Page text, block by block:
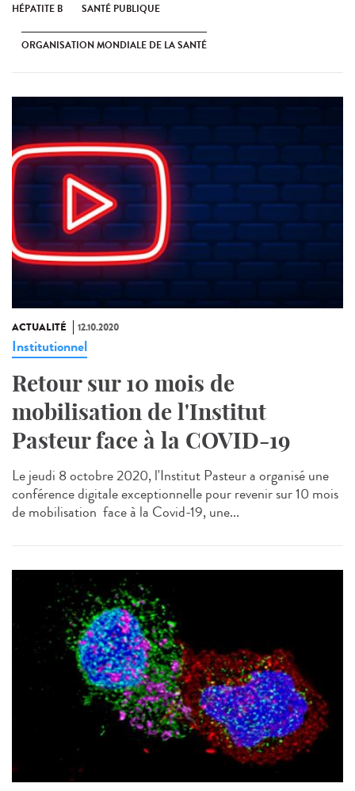
HÉPATITE B SANTÉ PUBLIQUE
ORGANISATION MONDIALE DE LA SANTÉ
ACTUALITÉ 12.10.2020
Institutionnel
Retour sur 10 mois de
mobilisation de l'Institut
Pasteur face à la COVID-19
Le jeudi 8 octobre 2020, l'Institut Pasteur a organisé une
conférence digitale exceptionnelle pour revenir sur 10 mois
de mobilisation face à la Covid-19, une...